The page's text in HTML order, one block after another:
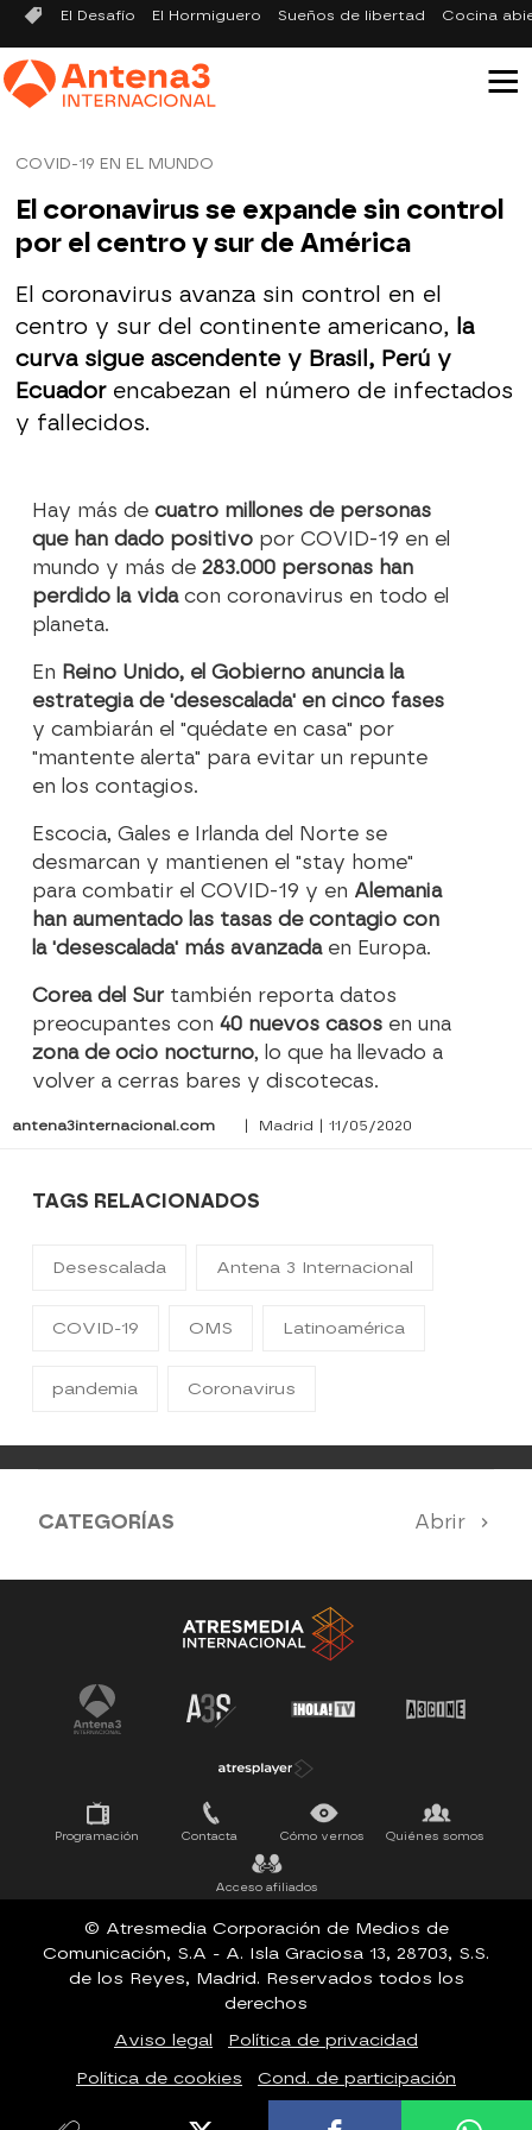
El Desafío El Hormiguero Sueños de libertad Cocina
COVID-19 EN EL MUNDO
El coronavirus se expande sin control
por el centro y sur de América
El coronavirus avanza sin control en el
centro y sur del continente americano,la
curva sigue ascendente y Brasil, Perú y
Ecuadorencabezan el número de infectados
y fallecidos.
Hay más de cuatro millones de personas
que han dado positivo por COVID-19 en el
mundo y más de283.000 personas han
perdido la vidacon coronavirus en todo el
planeta.
En Reino Unido, el Gobierno anuncia la
estrategia de 'desescalada' en cinco fases
y cambiarán el "quédate en casa" por
"mantente alerta" para evitar un repunte
en los contagios.
Escocia, Gales e Irlanda del Norte se
desmarcan y mantienen el "stay home"
para combatir el COVID-19 y en Alemania
han aumentado las tasas de contagio con
la 'desescalada' más avanzada en Europa.
Corea del Sur también reporta datos
preocupantes con40 nuevos casos en una
zona de ocio nocturno, lo que ha llevado a
volver a cerras bares y discotecas.
antena3internacional.com | Madrid | 11/05/2020
TAGS RELACIONADOS
Desescalada Antena 3 Internacional
COVID-19 OMS Latinoamérica
pandemia Coronavirus
CATEGORÍAS Abrir
Antena 3 Noticias El Hormiguero
Tu cara me suena Pasapalabra
Programación Contacta Cómo vernos Quiénes somos
Acceso afiliados
© Atresmedia Corporación de Medios de
Comunicación, S.A - A. Isla Graciosa 13, 28703, S.S.
de los Reyes, Madrid. Reservados todos los
derechos
Aviso legal
Política de privacidad
Política de cookies
Cond. de participación
Configuración de privacidad
Accesibilidad